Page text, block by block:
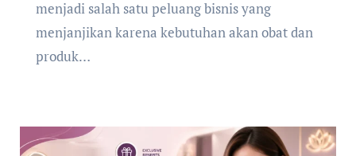
menjadi salah satu peluang bisnis yang
menjanjikan karena kebutuhan akan obat dan
produk…